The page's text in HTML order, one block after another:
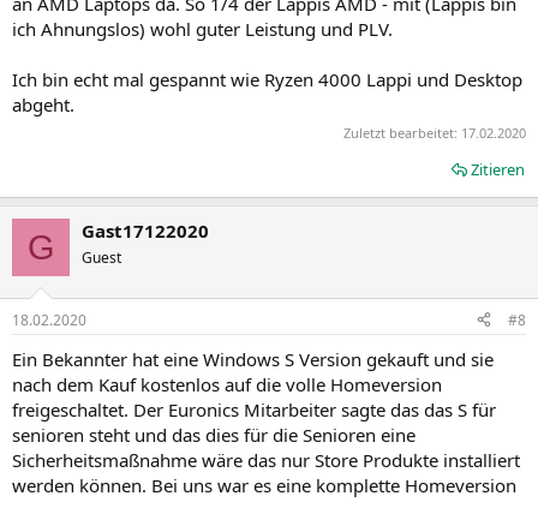
ich Ahnungslos) wohl guter Leistung und PLV.
Ich bin echt mal gespannt wie Ryzen 4000 Lappi und Desktop
abgeht.
Zuletzt bearbeitet: 17.02.2020
Zitieren
G Gast17122020
Guest
18.02.2020 #8
Ein Bekannter hat eine Windows S Version gekauft und sie
nach dem Kauf kostenlos auf die volle Homeversion
freigeschaltet. Der Euronics Mitarbeiter sagte das das S für
senioren steht und das dies für die Senioren eine
Sicherheitsmaßnahme wäre das nur Store Produkte installiert
werden können. Bei uns war es eine komplette Homeversion